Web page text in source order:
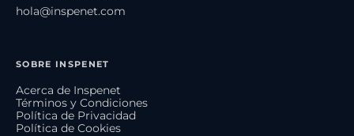
hola@inspenet.com
SOBRE INSPENET
Acerca de Inspenet
Términos y Condiciones
Política de Privacidad
Política de Cookies